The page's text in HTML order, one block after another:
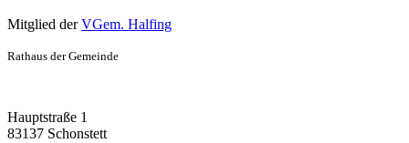
Mitglied derVGem. Halfing
Rathaus der Gemeinde
Hauptstraße 1
83137 Schonstett